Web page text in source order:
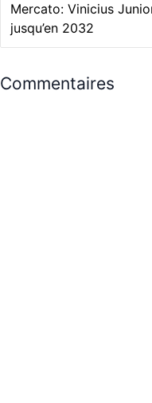
Mercato: Vinicius
jusqu’en 2032
Commentaires